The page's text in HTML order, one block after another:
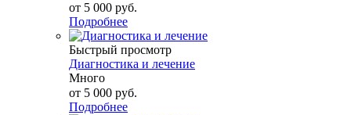
от 5 000 руб.
Подробнее
Быстрый просмотр
Диагностика и лечение
Много
от 5 000 руб.
Подробнее